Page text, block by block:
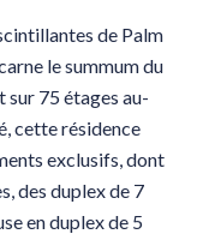
de Palm
le summum du
sur 75 étages au-
cette résidence
exclusifs, dont
des duplex de 7
en duplex de 5